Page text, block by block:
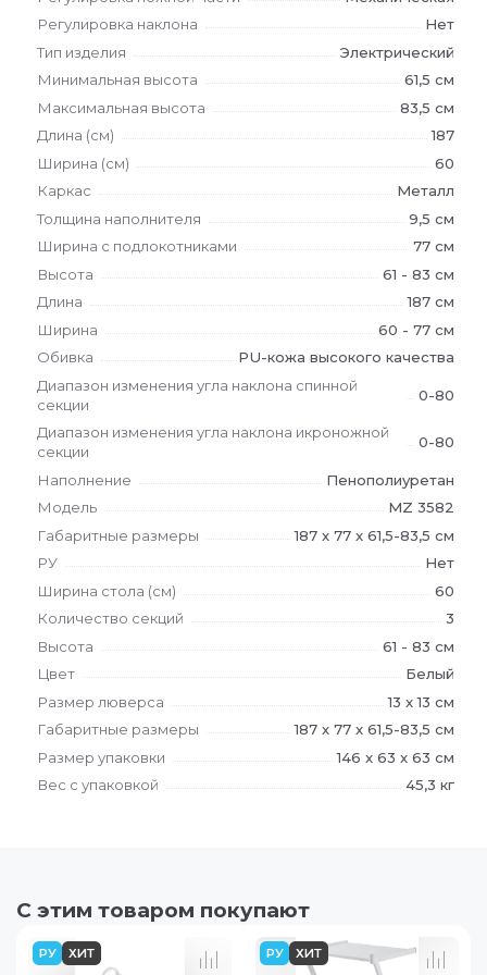
Как купить
Выберите товар
Выберите нужные товары и добавьте в корзину. В
Заполните все необходимые данные и укажите способы
Регулировка наклона
Нет
Тип изделия
Электрический
Минимальная высота
61,5 см
Максимальная высота
83,5 см
Длина (см)
187
Ширина (см)
60
Каркас
Металл
Толщина наполнителя
9,5 см
Ширина с подлокотниками
77 см
Высота
61 - 83 см
Длина
187 см
Ширина
60 - 77 см
Обивка
PU-кожа высокого качества
Диапазон изменения угла наклона спинной
секции
0-80
Диапазон изменения угла наклона икроножной
секции
0-80
Наполнение
Пенополиуретан
Модель
MZ 3582
Габаритные размеры
187 x 77 x 61,5-83,5 см
РУ
Нет
Ширина стола (см)
60
Количество секций
3
Высота
61 - 83 см
Цвет
Белый
Размер люверса
13 x 13 см
Габаритные размеры
187 x 77 x 61,5-83,5 см
Размер упаковки
146 x 63 x 63 см
Вес с упаковкой
45,3 кг
С этим товаром покупают
РУ ХИТ
в наличии РУ ХИТ
в наличии